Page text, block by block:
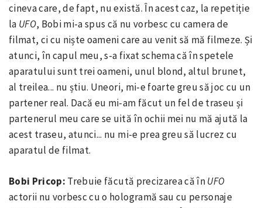
cineva care, de fapt, nu există. În acest caz, la repetiție
la UFO, Bobi mi-a spus că nu vorbesc cu camera de
filmat, ci cu niște oameni care au venit să mă filmeze. Și
atunci, în capul meu, s-a fixat schema că în spetele
aparatului sunt trei oameni, unul blond, altul brunet,
al treilea... nu știu. Uneori, mi-e foarte greu să joc cu un
partener real. Dacă eu mi-am făcut un fel de traseu și
partenerul meu care se uită în ochii mei nu mă ajută la
acest traseu, atunci... nu mi-e prea greu să lucrez cu
aparatul de filmat.
Bobi Pricop: Trebuie făcută precizarea că înUFO
actorii nu vorbesc cu o hologramă sau cu personaje